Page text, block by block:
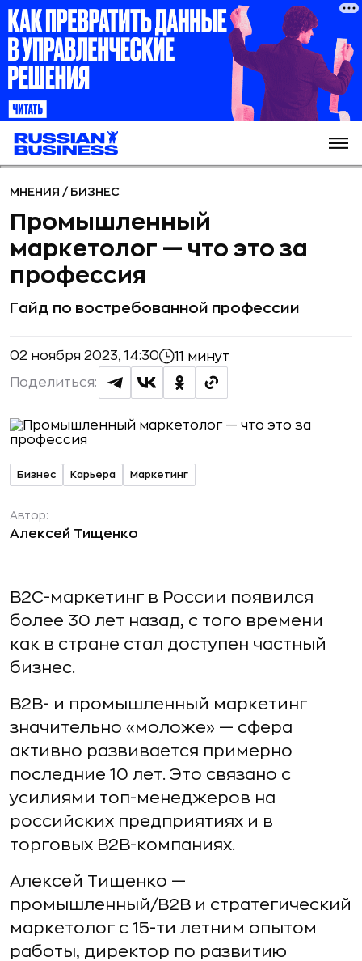
МНЕНИЯ / БИЗНЕС
Промышленный
маркетолог — что это за
профессия
Гайд по востребованной профессии
02 ноября 2023, 14:30 11 минут
Поделиться:
Бизнес Карьера Маркетинг
Автор:
Алексей Тищенко
B2C-маркетинг в России появился
более 30 лет назад, с того времени
как в стране стал доступен частный
бизнес.
B2B- и промышленный маркетинг
значительно «моложе» — сфера
активно развивается примерно
последние 10 лет. Это связано с
усилиями топ-менеджеров на
российских предприятиях и в
торговых B2B-компаниях.
Алексей Тищенко —
промышленный/B2B и стратегический
маркетолог с 15-ти летним опытом
работы, директор по развитию